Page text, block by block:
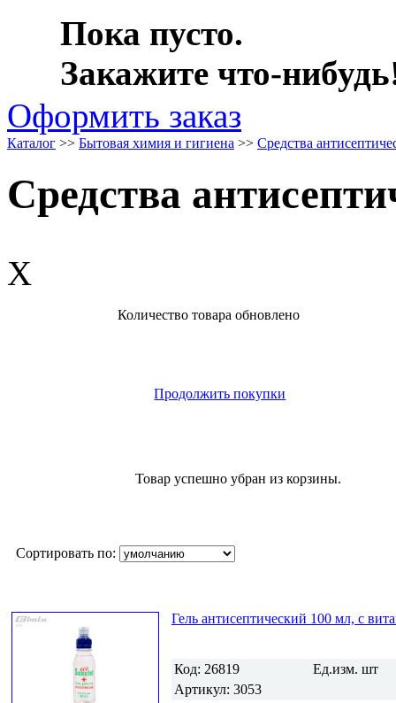
Пока пусто.
Закажите что-
Оформить заказ
Каталог >> Бытовая химия и гигиена >> Средства
Средства
X
Количество товара обновлено
Продолжить покупки
Товар успешно убран из корзины.
Сортировать по:
Гель антисептический 100 мл, с
Код: 26819 Ед.изм. шт
Артикул: 3053